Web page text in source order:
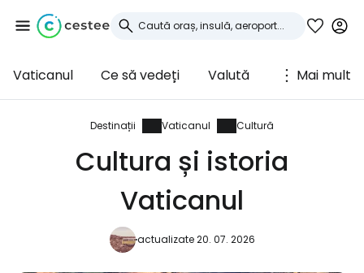
Vaticanul Ce să vedeți Valută Mai mult
Destinații Vaticanul Cultură
Cultura și istoria
Vaticanul
actualizate 20. 07. 2026
Conectați-vă la
Cestee
... comunitatea mondială a călătorilor